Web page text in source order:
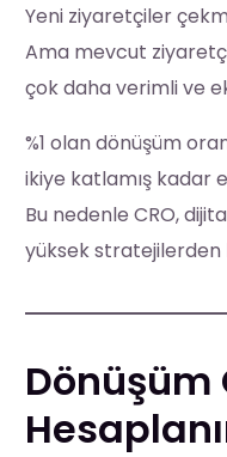
Yeni ziyaretçiler
Ama mevcut
çok daha verimli ve
%1 olan dönüşüm
ikiye katlamış kadar
Bu nedenle CRO,
yüksek stratejilerden
Dönüşüm